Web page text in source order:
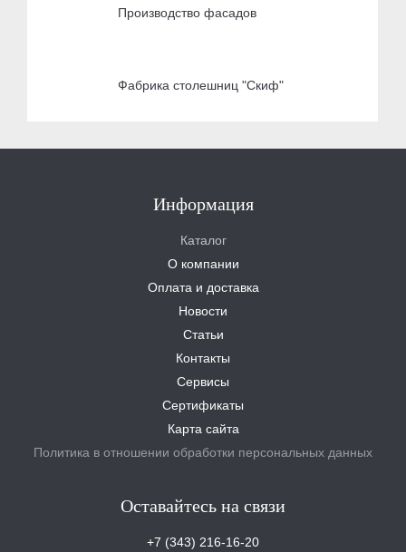
Производство фасадов
Фабрика столешниц "Скиф"
Информация
Каталог
О компании
Оплата и доставка
Новости
Статьи
Контакты
Сервисы
Сертификаты
Карта сайта
Политика в отношении обработки персональных данных
Оставайтесь на связи
+7 (343) 216-16-20